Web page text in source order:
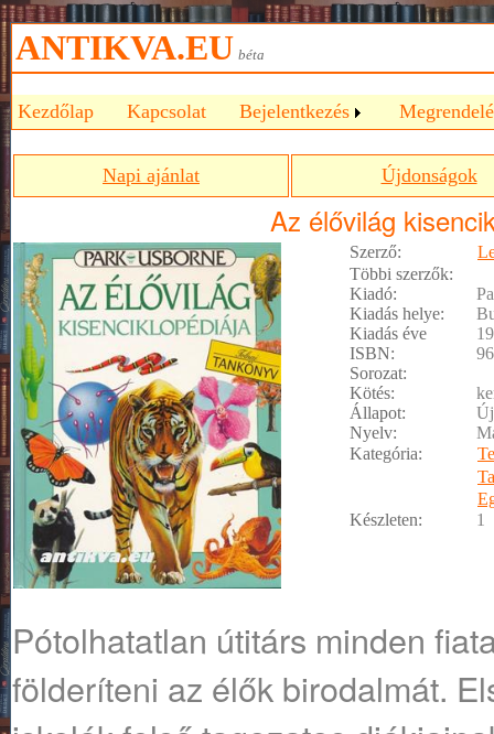
ANTIKVA.EU béta
Kezdőlap Kapcsolat Bejelentkezés
Napi ajánlat Újdonságok
Az élővilág
Szerző:
Többi szerzők:
Kiadó:
Kiadás helye:
Kiadás éve
ISBN:
Sorozat:
Kötés:
Állapot:
Nyelv:
Kategória:
Készleten:
1
Pótolhatatlan útitárs minden
földeríteni az élők birodalmát.